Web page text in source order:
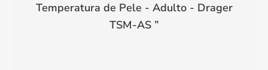
Temperatura de Pele - Adulto - Drager
TSM-AS ”